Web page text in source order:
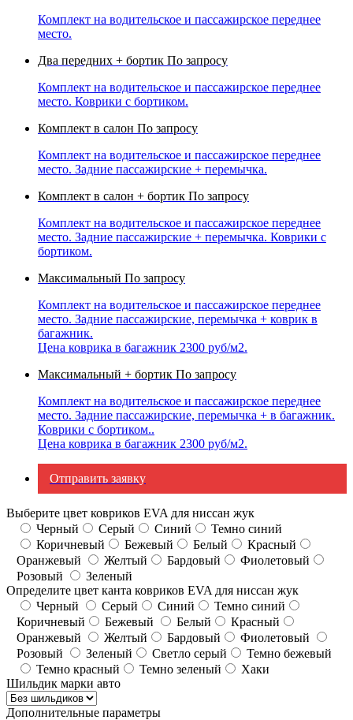
Комплект на водительское и пассажирское переднее
место.
Два передних + бортик По запросу
Комплект на водительское и пассажирское переднее
место. Коврики с бортиком.
Комплект в салон По запросу
Комплект на водительское и пассажирское переднее
место. Задние пассажирские + перемычка.
Комплект в салон + бортик По запросу
Комплект на водительское и пассажирское переднее
место. Задние пассажирские + перемычка. Коврики с
бортиком.
Максимальный По запросу
Комплект на водительское и пассажирское переднее
место. Задние пассажирские, перемычка + коврик в
багажник.
Цена коврика в багажник 2300 руб/м2.
Максимальный + бортик По запросу
Комплект на водительское и пассажирское переднее
место. Задние пассажирские, перемычка + в багажник.
Коврики с бортиком..
Цена коврика в багажник 2300 руб/м2.
Отправить заявку
Выберите цвет ковриков EVA для ниссан жук
Черный
Серый Синий
Темно синий
Коричневый
Бежевый Белый
Красный
Оранжевый
Желтый Бардовый
Фиолетовый
Розовый
Зеленый
Определите цвет канта ковриков EVA для ниссан жук
Черный
Серый Синий
Темно синий
Коричневый
Бежевый Белый
Красный
Оранжевый
Желтый Бардовый
Фиолетовый
Розовый
Зеленый Светло серый
Темно бежевый
Темно красный
Темно зеленый
Хаки
Шильдик марки авто
Дополнительные параметры